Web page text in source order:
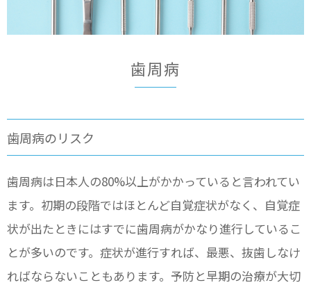
歯周病
歯周病のリスク
歯周病は日本人の80%以上がかかっていると言われてい
ます。初期の段階ではほとんど自覚症状がなく、自覚症
状が出たときにはすでに歯周病がかなり進行しているこ
とが多いのです。症状が進行すれば、最悪、抜歯しなけ
ればならないこともあります。予防と早期の治療が大切